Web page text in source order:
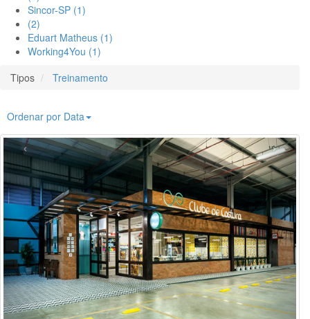
Sincor-SP (1)
(2)
Eduart Matheus (1)
Working4You (1)
Tipos
Treinamento
Ordenar por Data
‹ ›